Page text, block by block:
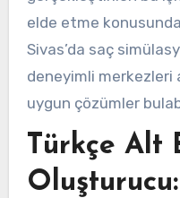
elde etme
Sivas’da saç
deneyimli merkezleri
uygun çözümler
Türkçe Alt